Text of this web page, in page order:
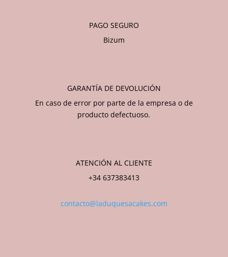
PAGO SEGURO
Bizum
GARANTÍA DE DEVOLUCIÓN
En caso de error por parte de la empresa o de
producto defectuoso.
ATENCIÓN AL CLIENTE
+34 637383413
contacto@laduquesacakes.com